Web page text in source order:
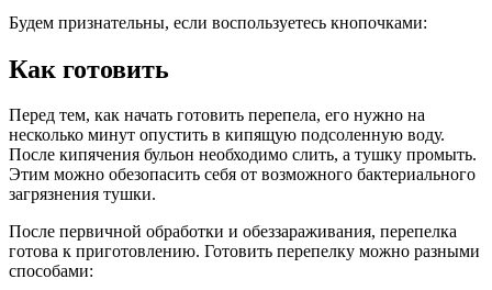
Будем признательны, если воспользуетесь кнопочками:
Как готовить
Перед тем, как начать готовить перепела, его нужно на
несколько минут опустить в кипящую подсоленную воду.
После кипячения бульон необходимо слить, а тушку промыть.
Этим можно обезопасить себя от возможного бактериального
загрязнения тушки.
После первичной обработки и обеззараживания, перепелка
готова к приготовлению. Готовить перепелку можно разными
способами: